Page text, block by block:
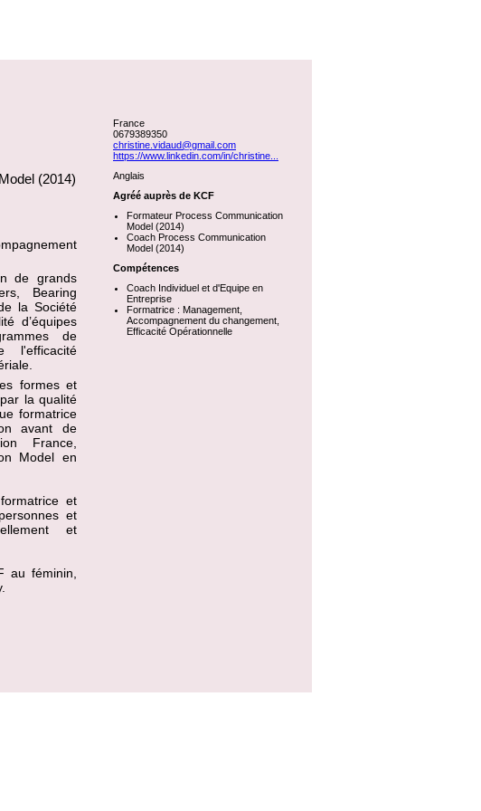
(2014)
de grands
Bearing
la Société
d’équipes
de
l'efficacité
formes et
la qualité
formatrice
avant de
France,
Model en
et
et
et
au féminin,
France
0679389350
christine.vidaud@gmail.com
https://www.linkedin.com/in/christine...
Anglais
Agréé auprès de KCF
Formateur Process Communication
Model (2014)
Coach Process Communication
Model (2014)
Compétences
Coach Individuel et d'Equipe en
Entreprise
Formatrice : Management,
Accompagnement du changement,
Efficacité Opérationnelle